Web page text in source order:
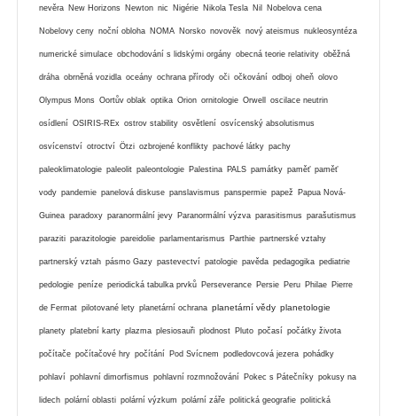
nevěra New Horizons Newton nic Nigérie Nikola Tesla Nil Nobelova cena
Nobelovy ceny noční obloha NOMA Norsko novověk nový ateismus nukleosyntéza
numerické simulace obchodování s lidskými orgány obecná teorie relativity oběžná
dráha obrněná vozidla oceány ochrana přírody oči očkování odboj oheň olovo
Olympus Mons Oortův oblak optika Orion ornitologie Orwell oscilace neutrin
osídlení OSIRIS-REx ostrov stability osvětlení osvícenský absolutismus
osvícenství otroctví Ötzi ozbrojené konflikty pachové látky pachy
paleoklimatologie paleolit paleontologie Palestina PALS památky paměť paměť
vody pandemie panelová diskuse panslavismus panspermie papež Papua Nová-
Guinea paradoxy paranormální jevy Paranormální výzva parasitismus parašutismus
paraziti parazitologie pareidolie parlamentarismus Parthie partnerské vztahy
partnerský vztah pásmo Gazy pastevectví patologie pavěda pedagogika pediatrie
pedologie peníze periodická tabulka prvků Perseverance Persie Peru Philae Pierre
de Fermat pilotované lety planetární ochrana planetární vědy planetologie
planety platební karty plazma plesiosauři plodnost Pluto počasí počátky života
počítače počítačové hry počítání Pod Svícnem podledovcová jezera pohádky
pohlaví pohlavní dimorfismus pohlavní rozmnožování Pokec s Pátečníky pokusy na
lidech polární oblasti polární výzkum polární záře politická geografie politická